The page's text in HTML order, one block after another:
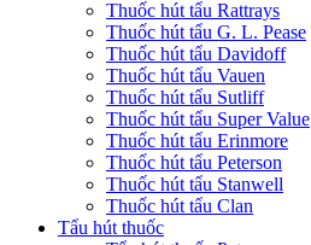
Thuốc hút tẩu Rattrays
Thuốc hút tẩu G. L. Pease
Thuốc hút tẩu Davidoff
Thuốc hút tẩu Vauen
Thuốc hút tẩu Sutliff
Thuốc hút tẩu Super Value
Thuốc hút tẩu Erinmore
Thuốc hút tẩu Peterson
Thuốc hút tẩu Stanwell
Thuốc hút tẩu Clan
Tẩu hút thuốc